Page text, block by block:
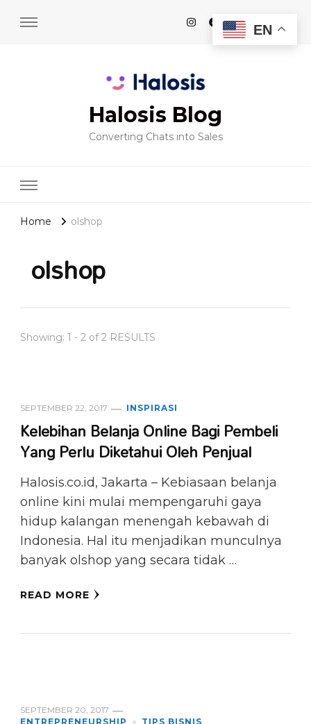
Halosis Blog
Converting Chats into Sales
Home olshop
olshop
Showing: 1 - 2 of 2 RESULTS
SEPTEMBER 22, 2017 INSPIRASI
Kelebihan Belanja Online Bagi Pembeli
Yang Perlu Diketahui Oleh Penjual
Halosis.co.id, Jakarta – Kebiasaan belanja
online kini mulai mempengaruhi gaya
hidup kalangan menengah kebawah di
Indonesia. Hal itu menjadikan munculnya
banyak olshop yang secara tidak …
READ MORE
SEPTEMBER 20, 2017
ENTREPRENEURSHIP
TIPS BISNIS
EN